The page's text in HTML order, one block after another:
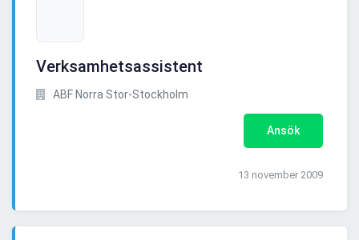
Verksamhetsassistent
ABF Norra Stor-Stockholm
Ansök
13 november 2009